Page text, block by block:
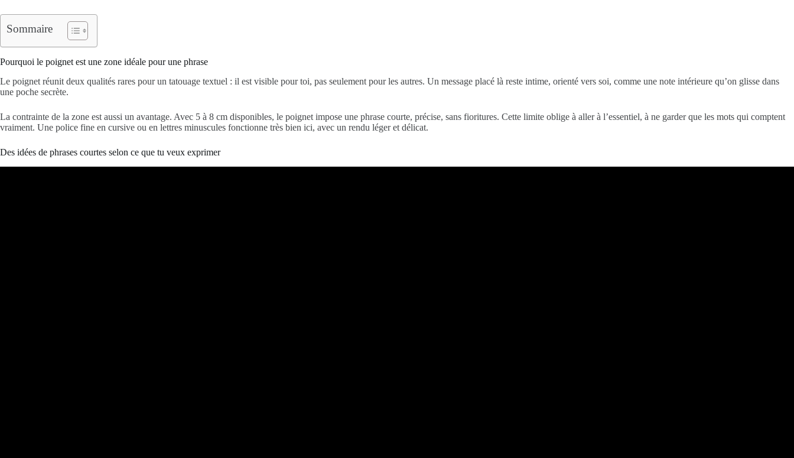
Sommaire
Pourquoi le poignet est une zone idéale pour une phrase
Le poignet réunit deux qualités rares pour un tatouage textuel : il est visible pour toi, pas seulement pour les autres. Un message placé là reste intime, orienté vers soi, comme une note intérieure qu’on glisse dans
une poche secrète.
La contrainte de la zone est aussi un avantage. Avec 5 à 8 cm disponibles, le poignet impose une phrase courte, précise, sans fioritures. Cette limite oblige à aller à l’essentiel, à ne garder que les mots qui comptent
vraiment. Une police fine en cursive ou en lettres minuscules fonctionne très bien ici, avec un rendu léger et délicat.
Des idées de phrases courtes selon ce que tu veux exprimer